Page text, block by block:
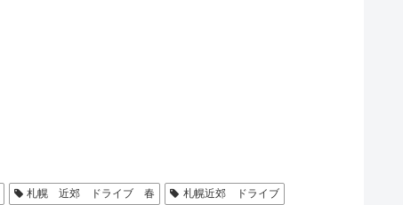
札幌 近郊 ドライブ 春 札幌近郊 ドライブ